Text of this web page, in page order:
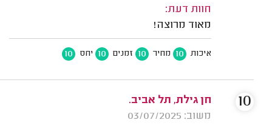
חוות דעת:
מאוד מרוצה!
איכות 10 מחיר 10 זמנים 10 יחס 10
חן גילת, תל אביב.
משוב: 03/07/2025
10